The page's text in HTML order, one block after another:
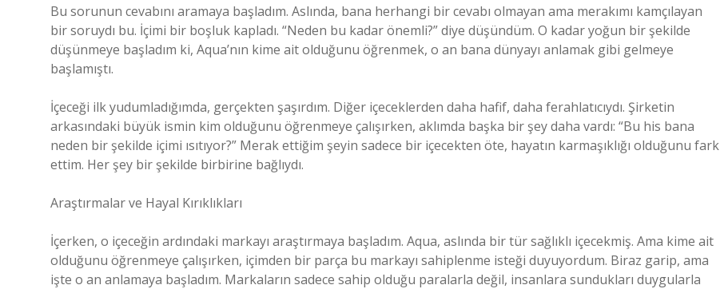
Bu sorunun cevabını aramaya başladım. Aslında, bana herhangi bir cevabı olmayan ama merakımı kamçılayan
bir soruydı bu. İçimi bir boşluk kapladı. “Neden bu kadar önemli?” diye düşündüm. O kadar yoğun bir şekilde
düşünmeye başladım ki, Aqua’nın kime ait olduğunu öğrenmek, o an bana dünyayı anlamak gibi gelmeye
başlamıştı.
İçeceği ilk yudumladığımda, gerçekten şaşırdım. Diğer içeceklerden daha hafif, daha ferahlatıcıydı. Şirketin
arkasındaki büyük ismin kim olduğunu öğrenmeye çalışırken, aklımda başka bir şey daha vardı: “Bu his bana
neden bir şekilde içimi ısıtıyor?” Merak ettiğim şeyin sadece bir içecekten öte, hayatın karmaşıklığı olduğunu fark
ettim. Her şey bir şekilde birbirine bağlıydı.
Araştırmalar ve Hayal Kırıklıkları
İçerken, o içeceğin ardındaki markayı araştırmaya başladım. Aqua, aslında bir tür sağlıklı içecekmiş. Ama kime ait
olduğunu öğrenmeye çalışırken, içimden bir parça bu markayı sahiplenme isteği duyuyordum. Biraz garip, ama
işte o an anlamaya başladım. Markaların sadece sahip olduğu paralarla değil, insanlara sundukları duygularla